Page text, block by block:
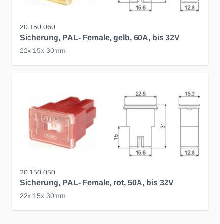
20.150.060
Sicherung, PAL- Female, gelb, 60A, bis 32V
22x 15x 30mm
20.150.050
Sicherung, PAL- Female, rot, 50A, bis 32V
22x 15x 30mm